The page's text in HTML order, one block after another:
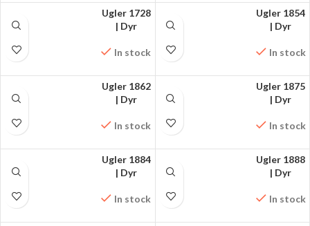
FÅ MØNSTRET PÅ
Ugler 1728
| Dyr
In stock
FÅ MØNSTRET PÅ
Ugler 1854
| Dyr
In stock
FÅ MØNSTRET PÅ
Ugler 1862
| Dyr
In stock
FÅ MØNSTRET PÅ
Ugler 1875
| Dyr
In stock
FÅ MØNSTRET PÅ
Ugler 1884
| Dyr
In stock
FÅ MØNSTRET PÅ
Ugler 1888
| Dyr
In stock